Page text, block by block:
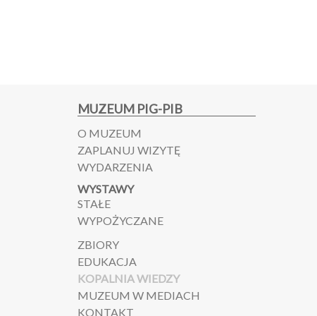
MUZEUM PIG-PIB
O MUZEUM
ZAPLANUJ WIZYTĘ
WYDARZENIA
WYSTAWY
STAŁE
WYPOŻYCZANE
ZBIORY
EDUKACJA
KOPALNIA WIEDZY
MUZEUM W MEDIACH
KONTAKT